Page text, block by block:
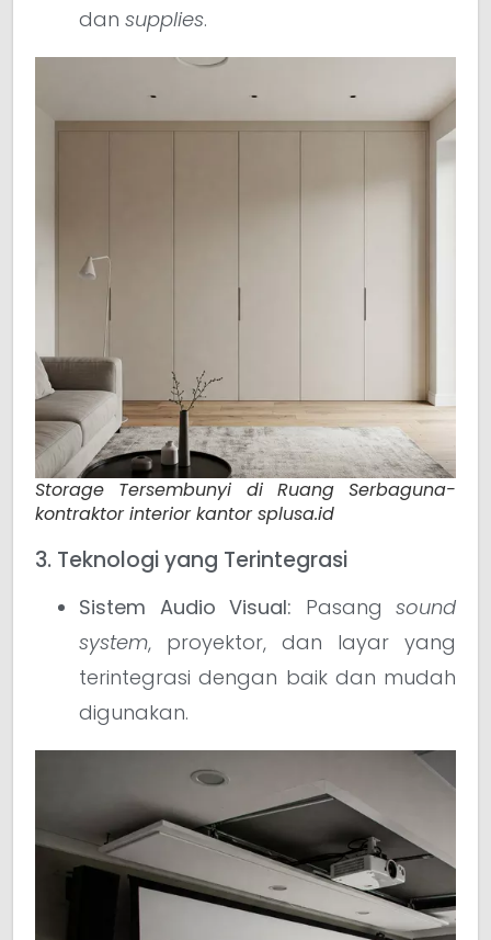
dan supplies.
Storage Tersembunyi di Ruang Serbaguna-
kontraktor interior kantor splusa.id
3. Teknologi yang Terintegrasi
Sistem Audio Visual: Pasang sound
system, proyektor, dan layar yang
terintegrasi dengan baik dan mudah
digunakan.